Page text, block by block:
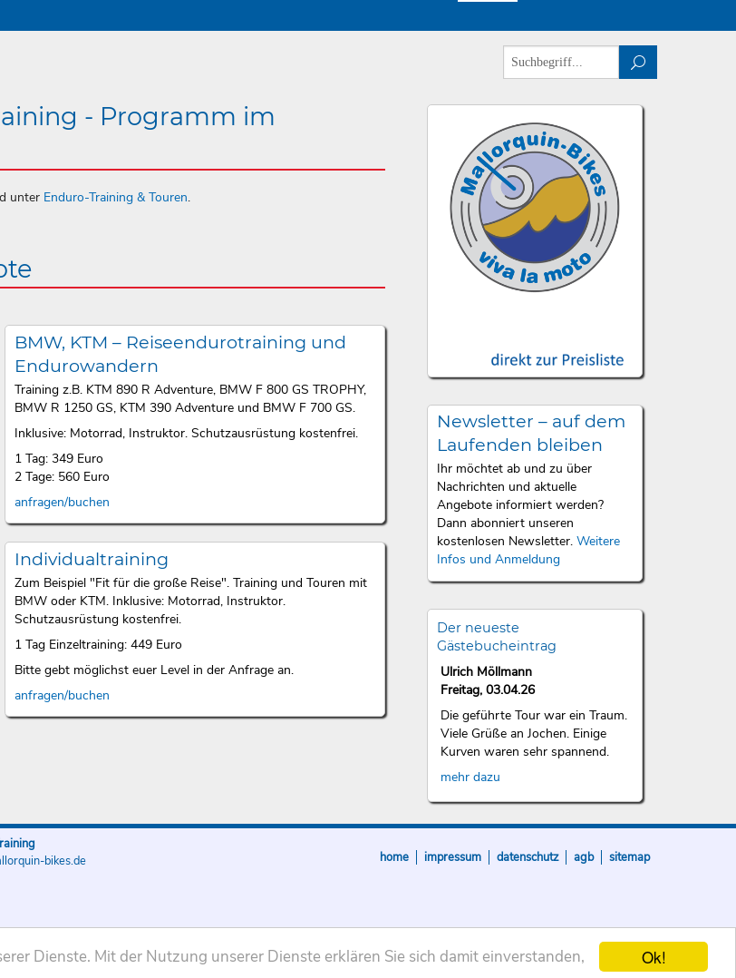
Ok!
Dienste. Mit der Nutzung unserer Dienste erklären Sie sich damit einverstanden,
Newsletter – auf dem
Laufenden bleiben
Ihr möchtet ab und zu über
Nachrichten und aktuelle
Angebote informiert werden?
Dann abonniert unseren
kostenlosen Newsletter. Weitere
Infos und Anmeldung
Der neueste
Gästebucheintrag
Ulrich Möllmann
Freitag, 03.04.26
Die geführte Tour war ein Traum.
Viele Grüße an Jochen. Einige
Kurven waren sehr spannend.
mehr dazu
- Programm im
unter Enduro-Training & Touren.
BMW, KTM – Reiseendurotraining und
Endurowandern
Training z.B. KTM 890 R Adventure, BMW F 800 GS TROPHY,
BMW R 1250 GS, KTM 390 Adventure und BMW F 700 GS.
Inklusive: Motorrad, Instruktor. Schutzausrüstung kostenfrei.
1 Tag: 349 Euro
2 Tage: 560 Euro
anfragen/buchen
Individualtraining
Zum Beispiel "Fit für die große Reise". Training und Touren mit
BMW oder KTM. Inklusive: Motorrad, Instruktor.
Schutzausrüstung kostenfrei.
1 Tag Einzeltraining: 449 Euro
Bitte gebt möglichst euer Level in der Anfrage an.
anfragen/buchen
bikes.de
home impressum datenschutz agb sitemap